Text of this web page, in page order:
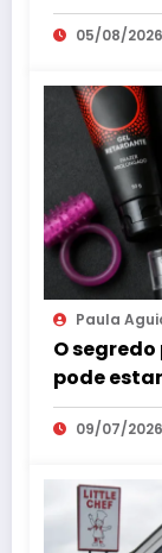
virou
05/08/2026
Paula
O
pode
09/07/2026